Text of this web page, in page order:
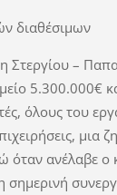
διαθέσιμων
Στεργίου –
5.300.000€
όλους του
μια
όταν ανέλαβε
σημερινή